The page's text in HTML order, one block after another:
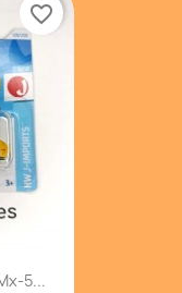
5...
favorite_border